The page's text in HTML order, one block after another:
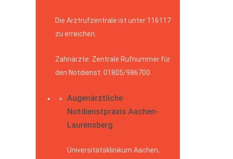
Die Arztrufzentrale ist unter 116117
zu erreichen.
Zahnärzte: Zentrale Rufnummer für
den Notdienst: 01805/986700.
Augenärztliche
Notdienstpraxis Aachen-
Laurensberg
Universitätsklinikum Aachen,